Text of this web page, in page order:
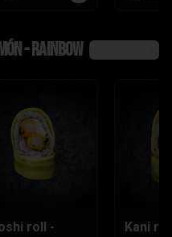
- rainbow
roll -
Kani